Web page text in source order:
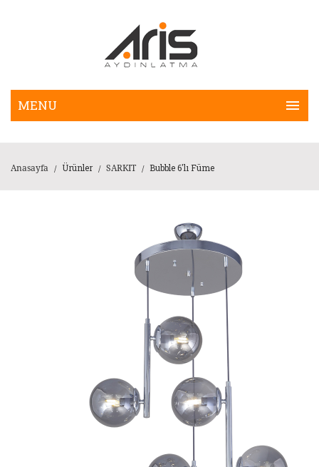
Anasayfa / Ürünler / SARKIT / Bubble 6'lı Füme